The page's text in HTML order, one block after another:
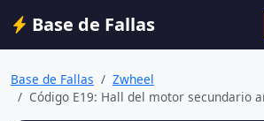
Base de Fallas
Base de Fallas
Zwheel
Código E19: Hall del motor secundario